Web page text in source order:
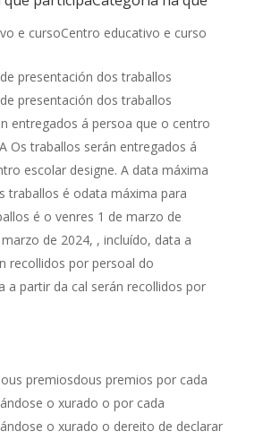
e cursoCentro educativo e curso
presentación dos traballos
presentación dos traballos
entregados á persoa que o centro
Os traballos serán entregados á
escolar designe. A data máxima
traballos é odata máxima para
é o venres 1 de marzo de
de 2024, , incluído, data a
recollidos por persoal do
a partir da cal serán recollidos por
premiosdous premios por cada
o xurado o por cada
o xurado o dereito de declarar